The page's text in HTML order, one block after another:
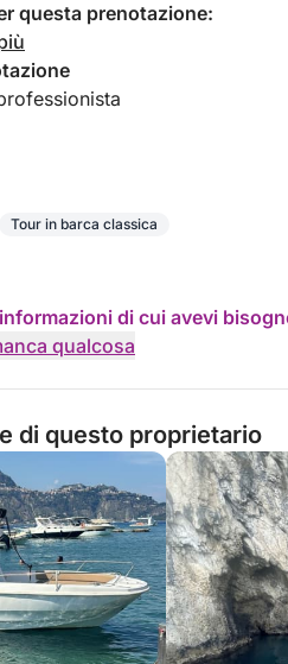
questa prenotazione:
Tour in barca classica
di cui avevi
qualcosa
di questo proprietario